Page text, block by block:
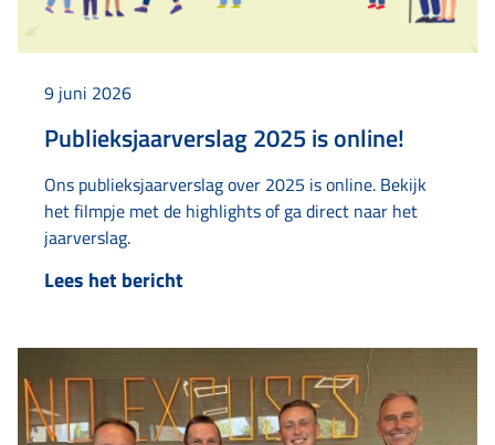
9 juni 2026
Publieksjaarverslag 2025 is online!
Ons publieksjaarverslag over 2025 is online. Bekijk
het filmpje met de highlights of ga direct naar het
jaarverslag.
Lees het bericht